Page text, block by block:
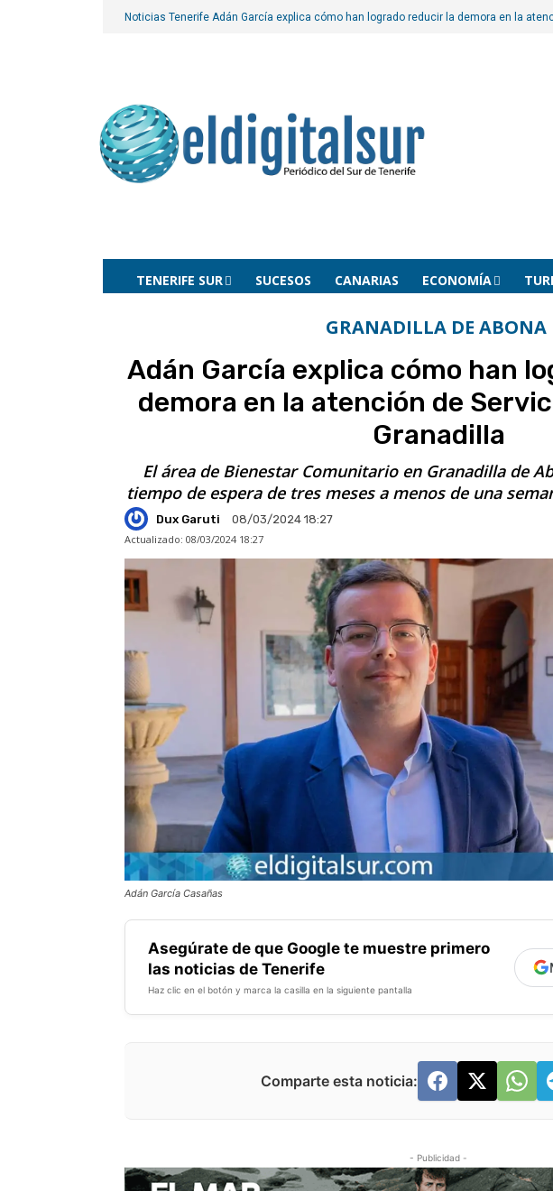
Noticias Tenerife Adán García explica cómo han logrado reducir la demora en la
TENERIFE SUR SUCESOS CANARIAS ECONOMÍA
GRANADILLA DE ABONA
Adán García explica cómo han
demora en la atención de
Granadilla
El área de Bienestar Comunitario en Granadilla de
tiempo de espera de tres meses a menos de una
Dux Garuti
08/03/2024 18:27
Actualizado: 08/03/2024 18:27
Adán García Casañas
Asegúrate de que Google te muestre primero
las noticias de Tenerife
Haz clic en el botón y marca la casilla en la siguiente pantalla
Comparte esta noticia:
- Publicidad -